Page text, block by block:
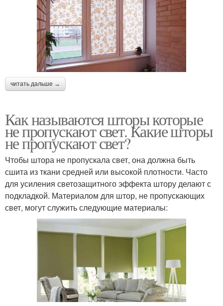
читать дальше →
Как называются шторы которые
не пропускают свет. Какие шторы
не пропускают свет?
Чтобы штора не пропускала свет, она должна быть
сшита из ткани средней или высокой плотности. Часто
для усиления светозащитного эффекта штору делают с
подкладкой. Материалом для штор, не пропускающих
свет, могут служить следующие материалы: